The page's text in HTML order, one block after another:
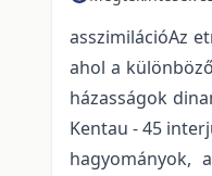
asszimilációAz
ahol a
házasságok
Kentau - 45
hagyományok,